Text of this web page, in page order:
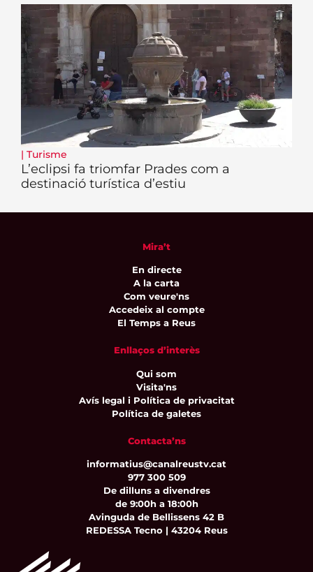
| Turisme
L’eclipsi fa triomfar Prades com a
destinació turística d’estiu
Mira’t
En directe
A la carta
Com veure'ns
Accedeix al compte
El Temps a Reus
Enllaços d’interès
Qui som
Visita'ns
Avís legal i Política de privacitat
Política de galetes
Contacta’ns
informatius@canalreustv.cat
977 300 509
De dilluns a divendres
de 9:00h a 18:00h
Avinguda de Bellissens 42 B
REDESSA Tecno | 43204 Reus